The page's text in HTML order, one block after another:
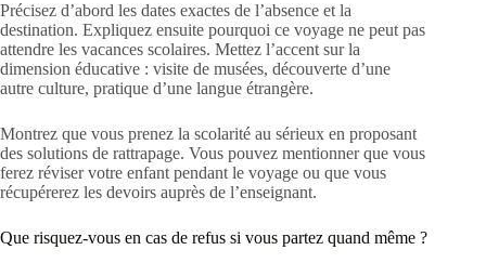
Précisez d’abord les dates exactes de l’absence et la
destination. Expliquez ensuite pourquoi ce voyage ne peut pas
attendre les vacances scolaires. Mettez l’accent sur la
dimension éducative : visite de musées, découverte d’une
autre culture, pratique d’une langue étrangère.
Montrez que vous prenez la scolarité au sérieux en proposant
des solutions de rattrapage. Vous pouvez mentionner que vous
ferez réviser votre enfant pendant le voyage ou que vous
récupérerez les devoirs auprès de l’enseignant.
Que risquez-vous en cas de refus si vous partez quand même ?